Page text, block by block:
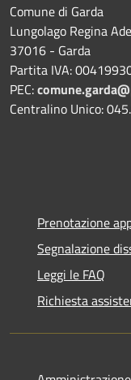
Comune di Garda
Lungolago Regina
37016 - Garda
Partita IVA:
PEC:
Centralino Unico:
Prenotazione
Segnalazione
Leggi le FAQ
Richiesta